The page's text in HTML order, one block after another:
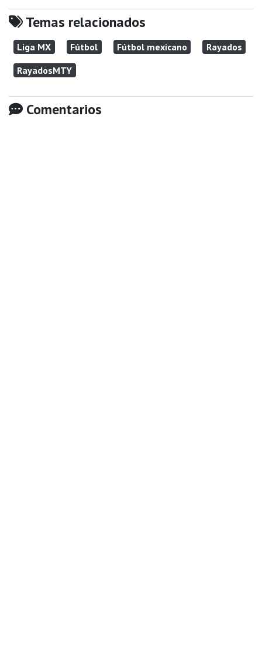
Temas relacionados
Liga MX Fútbol Fútbol mexicano
Rayados
RayadosMTY
Comentarios